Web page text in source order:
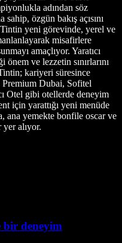
adından söz
özgün bakış açısını
Tintin yeni görevinde, yerel ve
misafirlere
amaçlıyor. Yaratıcı
ve lezzetin sınırlarını
kariyeri süresince
Premium Dubai, Sofitel
Otel gibi otellerde deneyim
için yarattığı yeni menüde
ana yemekte bonfile oscar ve
yer alıyor.
bir deneyim